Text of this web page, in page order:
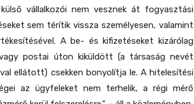
vállalkozói nem vesznek át fogyasztási
sem térítik vissza személyesen, valamint
A be- és kifizetéseket kizárólag
postai úton kiküldött (a társaság nevét
ellátott) csekken bonyolítja le. A hitelesítési
az ügyfeleket nem terhelik, a régi mérő